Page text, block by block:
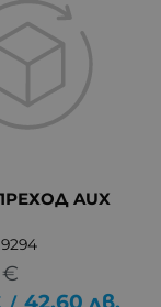
AUX
€